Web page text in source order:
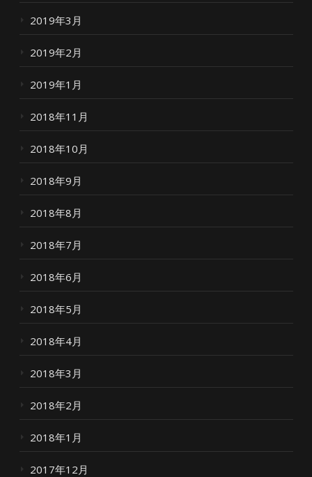
2019年3月
2019年2月
2019年1月
2018年11月
2018年10月
2018年9月
2018年8月
2018年7月
2018年6月
2018年5月
2018年4月
2018年3月
2018年2月
2018年1月
2017年12月